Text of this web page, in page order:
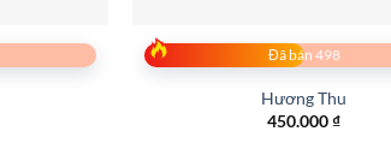
Đã bán 498
Hương Thu
450.000₫